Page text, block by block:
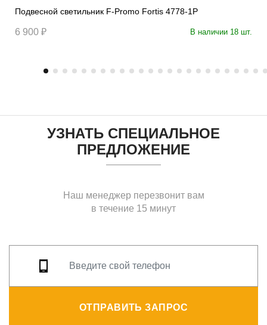
Подвесной светильник F-Promo Fortis 4778-1P
6 900 ₽ В наличии 18 шт.
УЗНАТЬ СПЕЦИАЛЬНОЕ
ПРЕДЛОЖЕНИЕ
Наш менеджер перезвонит вам
в течение 15 минут
ОТПРАВИТЬ ЗАПРОС